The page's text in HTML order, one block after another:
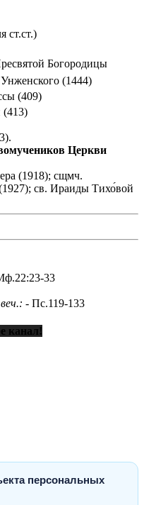
ст.ст.)
Богородицы
(1444)
(409)
(413)
Церкви
(1918); сщмч.
св. Ираиды Тихо́вой
33
- Пс.119-133
канал!
персональных